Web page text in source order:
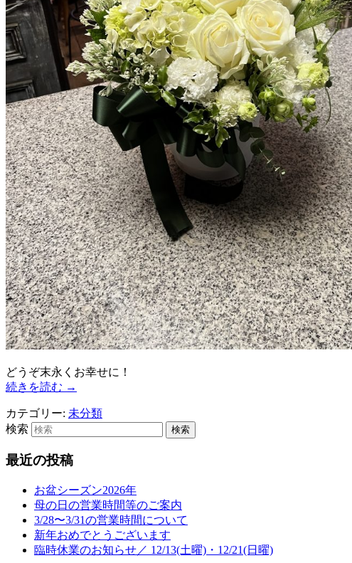
どうぞ末永くお幸せに！
続きを読む →
カテゴリー: 未分類
検索
最近の投稿
お盆シーズン2026年
母の日の営業時間等のご案内
3/28〜3/31の営業時間について
新年おめでとうございます
臨時休業のお知らせ／ 12/13(土曜)・12/21(日曜)